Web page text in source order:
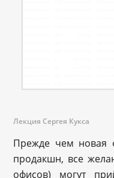
Лекция Сергея Кукса
Прежде чем новая
продакшн, все
офисов) могут